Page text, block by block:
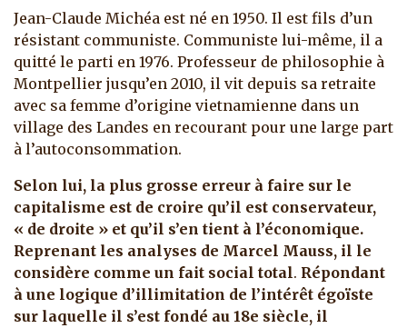
Jean-Claude Michéa est né en 1950. Il est fils d’un
résistant communiste. Communiste lui-même, il a
quitté le parti en 1976. Professeur de philosophie à
Montpellier jusqu’en 2010, il vit depuis sa retraite
avec sa femme d’origine vietnamienne dans un
village des Landes en recourant pour une large part
à l’autoconsommation.
Selon lui, la plus grosse erreur à faire sur le
capitalisme est de croire qu’il est conservateur,
« de droite » et qu’il s’en tient à l’économique.
Reprenant les analyses de Marcel Mauss, il le
considère comme un fait social total. Répondant
à une logique d’illimitation de l’intérêt égoïste
sur laquelle il s’est fondé au 18e siècle, il